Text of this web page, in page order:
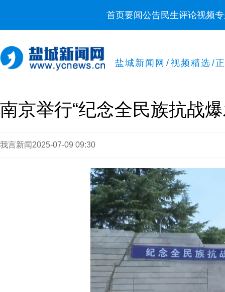
首页要闻公告民生评论视频
盐城新闻网 / 视频精选 /
南京举行“纪念全民族抗战
我言新闻 2025-07-09 09:30